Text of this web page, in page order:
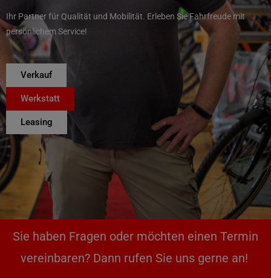
Ihr Partner für Qualität und Mobilität. Erleben Sie Fahrfreude mit
persönlichem Service!
Verkauf
Werkstatt
Leasing
Sie haben Fragen oder möchten einen Termin
vereinbaren? Dann rufen Sie uns gerne an!